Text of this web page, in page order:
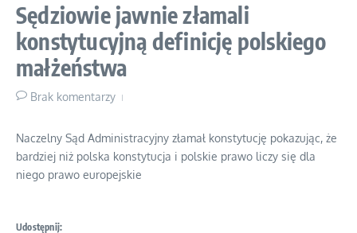
Sędziowie jawnie złamali
konstytucyjną definicję polskiego
małżeństwa
Brak komentarzy
Naczelny Sąd Administracyjny złamał konstytucję pokazując, że
bardziej niż polska konstytucja i polskie prawo liczy się dla
niego prawo europejskie
Udostępnij: